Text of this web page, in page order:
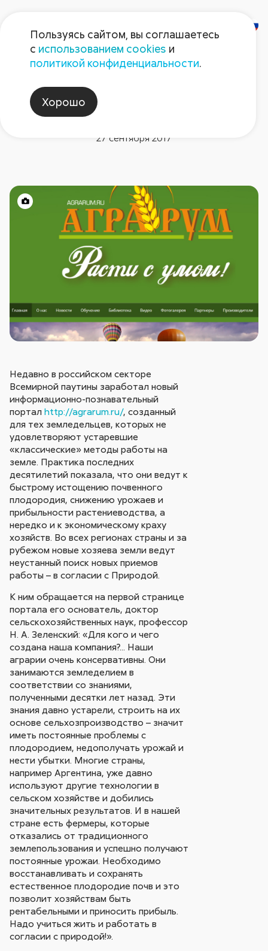
Новости компании
«Аграрум» – интернет-сайт
для думающего земледельца
27 сентября 2017
Недавно в российском секторе
Всемирной паутины заработал новый
информационно-познавательный
порталhttp://agrarum.ru/, созданный
для тех земледельцев, которых не
удовлетворяют устаревшие
«классические» методы работы на
земле. Практика последних
десятилетий показала, что они ведут к
быстрому истощению почвенного
плодородия, снижению урожаев и
прибыльности растениеводства, а
нередко и к экономическому краху
хозяйств. Во всех регионах страны и за
рубежом новые хозяева земли ведут
неустанный поиск новых приемов
работы – в согласии с Природой.
К ним обращается на первой странице
портала его основатель, доктор
сельскохозяйственных наук, профессор
Н. А. Зеленский: «Для кого и чего
создана наша компания?... Наши
аграрии очень консервативны. Они
занимаются земледелием в
соответствии со знаниями,
полученными десятки лет назад. Эти
знания давно устарели, строить на их
основе сельхозпроизводство – значит
иметь постоянные проблемы с
плодородием, недополучать урожай и
нести убытки. Многие страны,
например Аргентина, уже давно
используют другие технологии в
сельском хозяйстве и добились
значительных результатов. И в нашей
стране есть фермеры, которые
отказались от традиционного
землепользования и успешно получают
постоянные урожаи. Необходимо
восстанавливать и сохранять
естественное плодородие почв и это
позволит хозяйствам быть
рентабельными и приносить прибыль.
Надо учиться жить и работать в
согласии с природой!».
Пользуясь сайтом, вы соглашаетесь
с использованием cookies и
политикой конфиденциальности.
Хорошо